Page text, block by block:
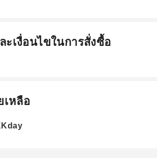
เงื่อนไขในการสั่งซื้อ
หลือ